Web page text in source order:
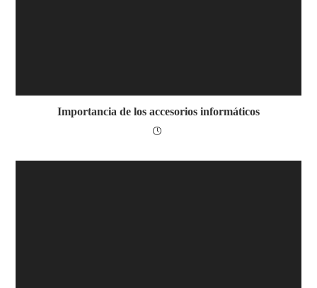
Importancia de los accesorios informáticos